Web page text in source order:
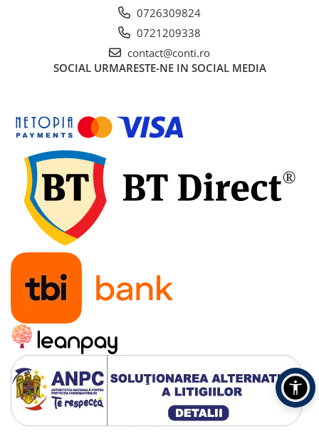
Depozitare, transport si protectie
Scari de lucru si schele
Accesorii pentru depozitare,
transport
Tehnica diamantata
Masini de carotat
Masini de canelat
Carote diamantate
Discuri diamantate
Freze diamantate
Masini de sapat
Masini de sapat santuri (Trenchere)
Foreze pentru subtraversari
Accesorii pentru santier
Tubulatura evacuare deseuri
Parapeti rutieri
Arzatoare izolatii cu gaz
Scule si unelte
Scule electrice
0726309824
0721209338
contact@conti.ro
SOCIAL URMARESTE-NE IN SOCIAL MEDIA